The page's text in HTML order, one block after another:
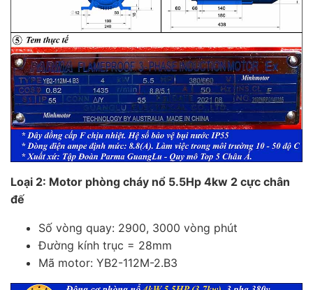
Loại 2: Motor phòng cháy nổ 5.5Hp 4kw 2 cực chân
đế
Số vòng quay: 2900, 3000 vòng phút
Đường kính trục = 28mm
Mã motor: YB2-112M-2.B3